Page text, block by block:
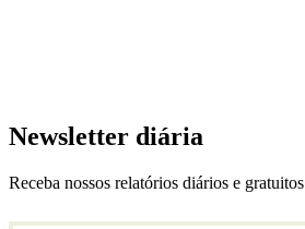
Newsletter diária
Receba nossos relatórios diários e gratuitos